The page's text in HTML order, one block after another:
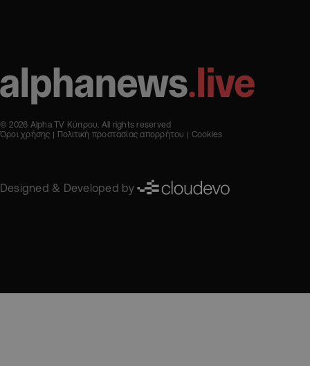
© 2026 Alpha TV Κύπρου. All rights reserved
Όροι χρήσης
Πολιτική προστασίας απορρήτου Cookies
Designed & Developed by